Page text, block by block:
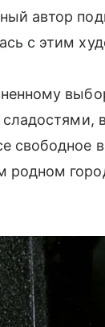
автор
с этим
свободное